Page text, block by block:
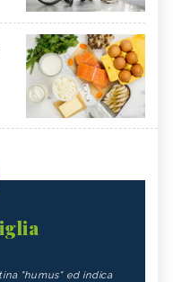
"humus" ed indica